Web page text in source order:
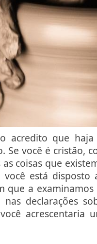
acredito que
Se você é cristão,
coisas que
está disposto
que a
declarações
acrescentaria